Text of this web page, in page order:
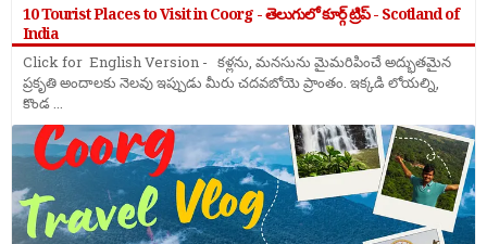
10 Tourist Places to Visit in Coorg - తెలుగులో కూర్గ్ ట్రిప్ - Scotland of
India
Click for English Version - కళ్లను, మనసును మైమరిపించే అద్భుతమైన
ప్రకృతి అందాలకు నెలవు ఇప్పుడు మీరు చదవబోయె ప్రాంతం. ఇక్కడి లోయల్ని,
కొండ ...